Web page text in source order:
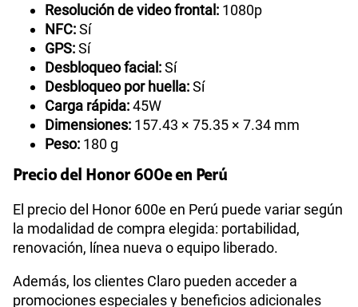
Resolución de video frontal: 1080p
NFC:Sí
GPS:Sí
Desbloqueo facial:Sí
Desbloqueo por huella:Sí
Carga rápida:45W
Dimensiones: 157.43 × 75.35 × 7.34 mm
Peso: 180 g
Precio del Honor 600e en Perú
El precio del Honor 600e en Perú puede variar según
la modalidad de compra elegida: portabilidad,
renovación, línea nueva o equipo liberado.
Además, los clientes Claro pueden acceder a
promociones especiales y beneficios adicionales